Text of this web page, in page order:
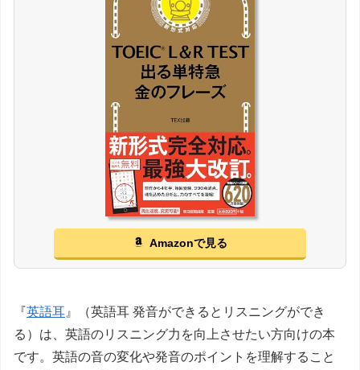
Amazonで見る
『英語耳 』（英語耳 発音ができるとリスニングができ
る）は、英語のリスニング力を向上させたい方向けの本
です。英語の音の変化や発音のポイントを理解すること